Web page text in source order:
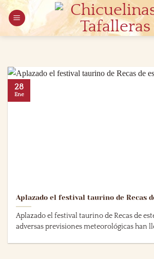
Saltar
contenido
Aplazado el festival taurino de Recas
Aplazado el festival taurino de Recas de
adversas previsiones meteorológicas han
28
Ene